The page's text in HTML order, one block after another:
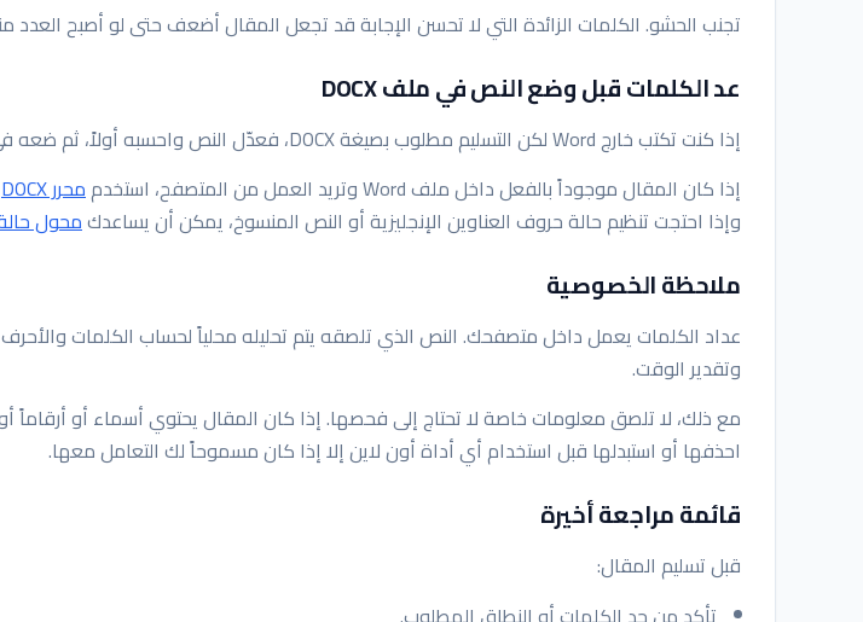
تجنب الحشو. الكلمات الزائدة التي لا تحسن الإجابة قد تجعل المقال أضعف حتى لو أصبح العدد
عد الكلمات قبل وضع النص في ملف DOCX
إذا كنت تكتب خارج Word لكن التسليم مطلوب بصيغة DOCX، فعدّل النص واحسبه أولاً، ثم ضعه في المستند النهائي.
إذا كان المقال موجوداً بالفعل داخل ملف Word وتريد العمل من المتصفح، استخدم
محرر DOCX
وإذا احتجت تنظيم حالة حروف العناوين الإنجليزية أو النص المنسوخ، يمكن أن يساعدكمحول
ملاحظة الخصوصية
عداد الكلمات يعمل داخل متصفحك. النص الذي تلصقه يتم تحليله محلياً لحساب الكلمات
وتقدير الوقت.
مع ذلك، لا تلصق معلومات خاصة لا تحتاج إلى فحصها. إذا كان المقال يحتوي أسماء أو أرقاماً
احذفها أو استبدلها قبل استخدام أي أداة أون لاين إلا إذا كان مسموحاً لك التعامل معها.
قائمة مراجعة أخيرة
قبل تسليم المقال: